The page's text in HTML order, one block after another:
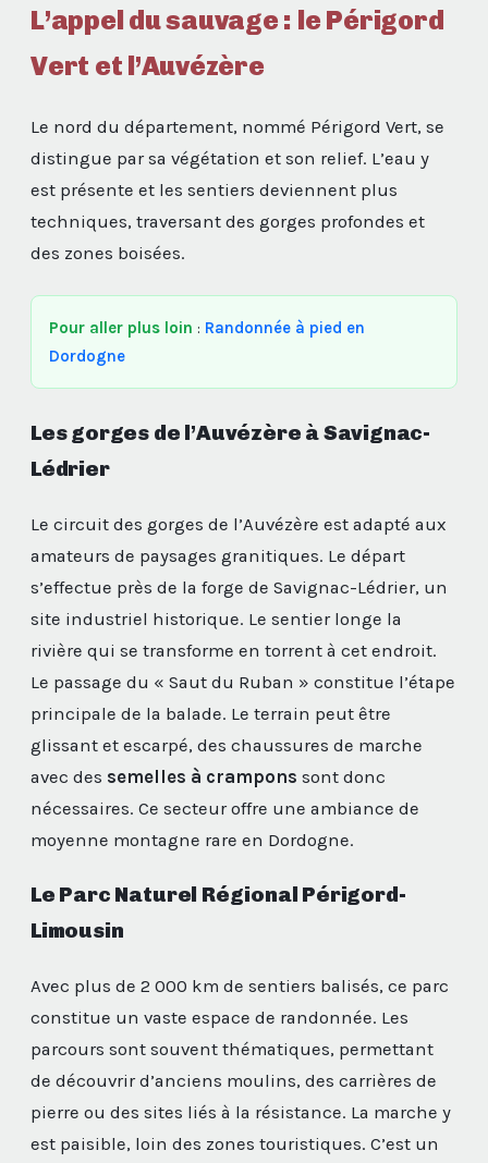
L’appel du sauvage : le Périgord
Vert et l’Auvézère
Le nord du département, nommé Périgord Vert, se
distingue par sa végétation et son relief. L’eau y
est présente et les sentiers deviennent plus
techniques, traversant des gorges profondes et
des zones boisées.
Pour aller plus loin : Randonnée à pied en
Dordogne
Les gorges de l’Auvézère à Savignac-
Lédrier
Le circuit des gorges de l’Auvézère est adapté aux
amateurs de paysages granitiques. Le départ
s’effectue près de la forge de Savignac-Lédrier, un
site industriel historique. Le sentier longe la
rivière qui se transforme en torrent à cet endroit.
Le passage du « Saut du Ruban » constitue l’étape
principale de la balade. Le terrain peut être
glissant et escarpé, des chaussures de marche
avec des semelles à crampons sont donc
nécessaires. Ce secteur offre une ambiance de
moyenne montagne rare en Dordogne.
Le Parc Naturel Régional Périgord-
Limousin
Avec plus de 2 000 km de sentiers balisés, ce parc
constitue un vaste espace de randonnée. Les
parcours sont souvent thématiques, permettant
de découvrir d’anciens moulins, des carrières de
pierre ou des sites liés à la résistance. La marche y
est paisible, loin des zones touristiques. C’est un